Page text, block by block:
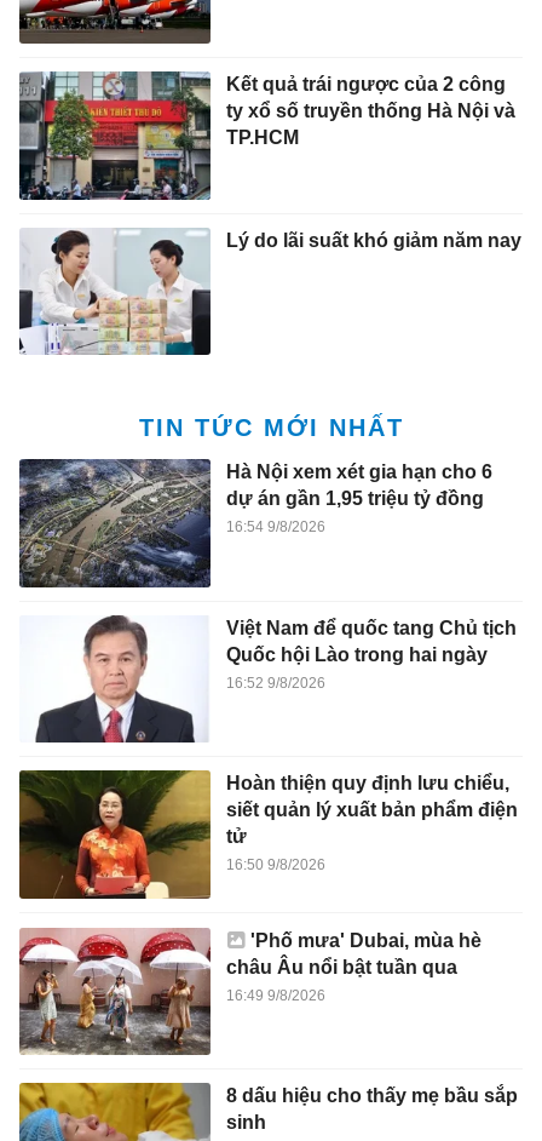
Kết quả trái ngược của 2 công
ty xổ số truyền thống Hà Nội và
TP.HCM
Lý do lãi suất khó giảm năm nay
TIN TỨC MỚI NHẤT
Hà Nội xem xét gia hạn cho 6
dự án gần 1,95 triệu tỷ đồng
16:54 9/8/2026
Việt Nam để quốc tang Chủ tịch
Quốc hội Lào trong hai ngày
16:52 9/8/2026
Hoàn thiện quy định lưu chiểu,
siết quản lý xuất bản phẩm điện
tử
16:50 9/8/2026
'Phố mưa' Dubai, mùa hè
châu Âu nổi bật tuần qua
16:49 9/8/2026
8 dấu hiệu cho thấy mẹ bầu sắp
sinh